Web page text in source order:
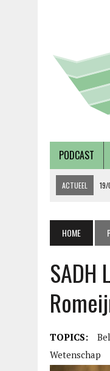
PODCAST
ACTUEEL
08/12/2018 |
15/10/2018
HOME
TOPICS:
Wetenschap